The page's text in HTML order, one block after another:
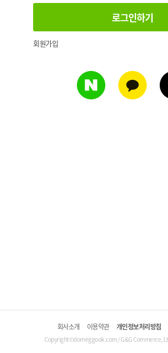
회원가입
회사소개 이용약관 개인정보처리방침
Copyright©domeggook.com / G&G Commerce,